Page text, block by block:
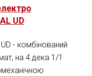
UD
- комбінований
на 4 дека 1/1